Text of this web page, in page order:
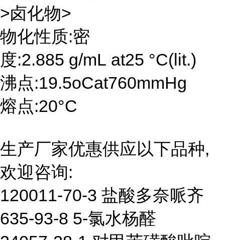
>卤化物>
物化性质:密
度:2.885 g/mL at25 °C(lit.)
沸点:19.5oCat760mmHg
熔点:20°C
生产厂家优惠供应以下品种,
欢迎咨询:
120011-70-3 盐酸多奈哌齐
635-93-8 5-氯水杨醛